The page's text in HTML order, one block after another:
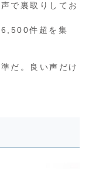
で裏取りしてお
6,500件超を集
だ。良い声だけ